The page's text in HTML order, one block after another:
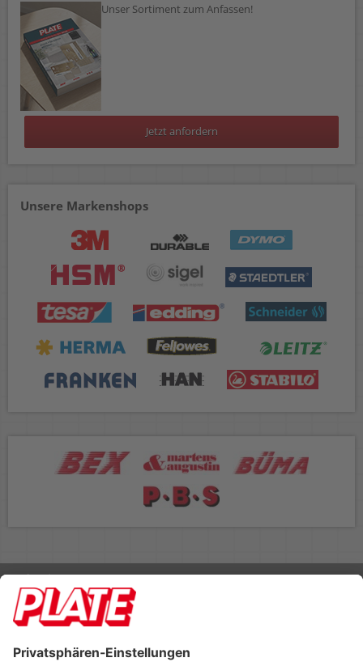
Unser Sortiment zum Anfassen!
Jetzt anfordern
Unsere Markenshops
Rufen Sie uns an 04298 401-0
Lieferbedingungen Impressum
Footer anzeigen